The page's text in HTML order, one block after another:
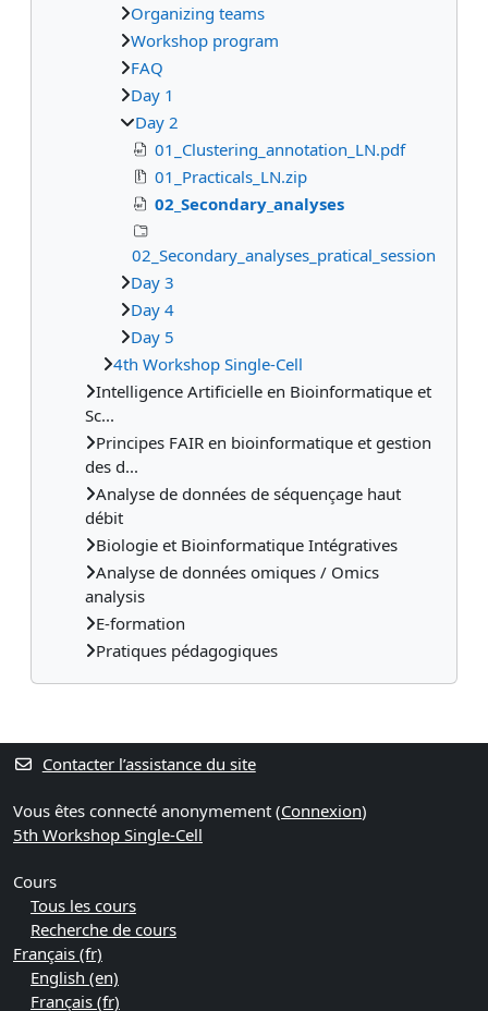
Organizing teams
Workshop program
FAQ
Day 1
Day 2
01_Clustering_annotation_LN.pdf
01_Practicals_LN.zip
02_Secondary_analyses
02_Secondary_analyses_pratical_session
Day 3
Day 4
Day 5
4th Workshop Single-Cell
Intelligence Artificielle en Bioinformatique et
Sc...
Principes FAIR en bioinformatique et gestion
des d...
Analyse de données de séquençage haut
débit
Biologie et Bioinformatique Intégratives
Analyse de données omiques / Omics
analysis
E-formation
Pratiques pédagogiques
Contacter l’assistance du site
Vous êtes connecté anonymement (Connexion)
5th Workshop Single-Cell
Cours
Tous les cours
Recherche de cours
Français ‎(fr)‎
English ‎(en)‎
Français ‎(fr)‎